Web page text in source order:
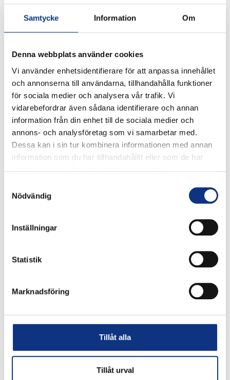
Samtycke Information Om
Denna webbplats använder cookies
Vi använder enhetsidentifierare för att anpassa innehållet
och annonserna till användarna, tillhandahålla funktioner
för sociala medier och analysera vår trafik. Vi
vidarebefordrar även sådana identifierare och annan
information från din enhet till de sociala medier och
annons- och analysföretag som vi samarbetar med.
Dessa kan i sin tur kombinera informationen med annan
information som du har tillhandahållit eller som de har
Nödvändig
Inställningar
Statistik
Marknadsföring
Tillåt alla
Tillåt urval
Betalning & frakt
Betalning mot faktura, 30 dagar. Fraktkostnad tillkommer.
Alla priser visas i SEK. Stabe innehar AAA-kreditvärdighet.
Stabes nyhetsbrev
Genom att klicka på “Signa upp” dig bekräftar du